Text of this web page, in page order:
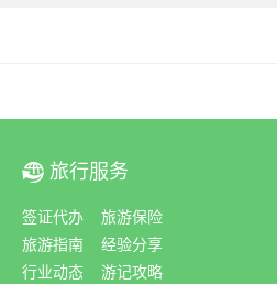
ꀇ 旅行服务
签证代办
旅游保险
旅游指南
经验分享
行业动态
游记攻略